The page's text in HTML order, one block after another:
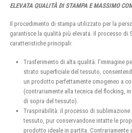
ELEVATA QUALITÀ DI STAMPA E MASSIMO
Il procedimento di stampa utilizzato per la
garantisce la qualità più elevata. Il processo di
caratteristiche principali:
Trasferimento di alta qualità: l’immagine
strato superficiale del tessuto,
un prodotto perfettamente omogeneo a
(contrariamente alla tecnica del flocking, in
di sopra del tessuto).
Traspirabilità: il processo di sublimazione
tessuto, pur conservandone intatte le
prodotto ideale in partita. Contrariamente